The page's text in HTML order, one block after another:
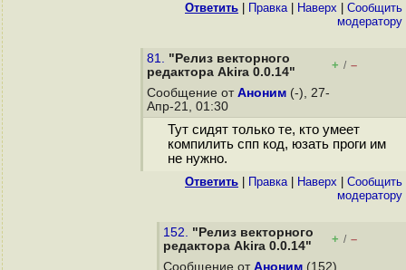
Ответить Правка| Наверх
Cообщить
модератору
81. "Релиз векторного
редактора Akira 0.0.14"
+ / –
Сообщение от Аноним (-), 27-
Апр-21, 01:30
Тут сидят только те, кто умеет
компилить спп код, юзать проги им
не нужно.
Ответить Правка| Наверх
Cообщить
модератору
152. "Релиз векторного
редактора Akira 0.0.14"
+ / –
Сообщение от Аноним (152),